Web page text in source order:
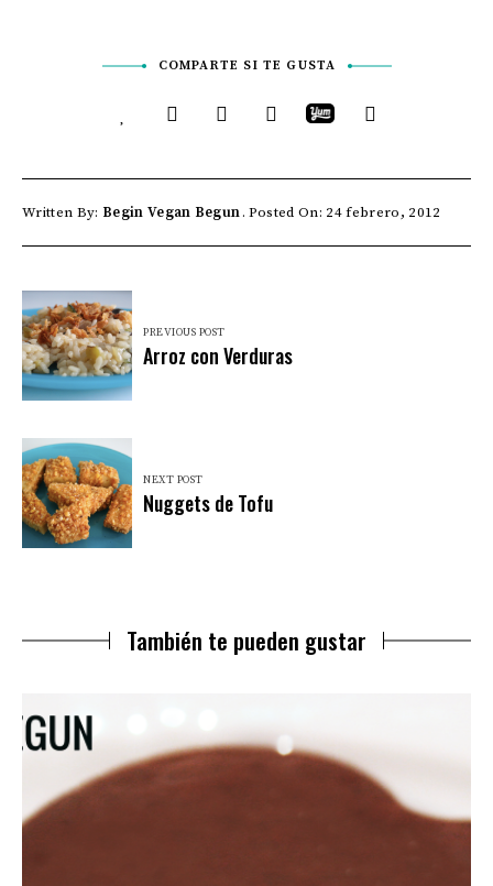
COMPARTE SI TE GUSTA
Written By: Begin Vegan Begun Posted On: 24 febrero, 2012
PREVIOUS POST
Arroz con Verduras
NEXT POST
Nuggets de Tofu
También te pueden gustar